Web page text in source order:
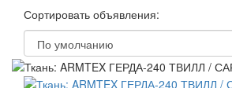
Сортировать объявления: